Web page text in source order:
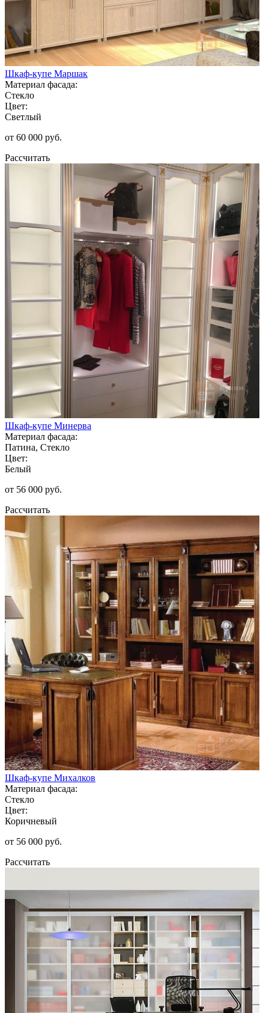
Шкаф-купе Маршак
Материал фасада:
Стекло
Цвет:
Светлый
от 60 000 руб.
Рассчитать
Шкаф-купе Минерва
Материал фасада:
Патина, Стекло
Цвет:
Белый
от 56 000 руб.
Рассчитать
Шкаф-купе Михалков
Материал фасада:
Стекло
Цвет:
Коричневый
от 56 000 руб.
Рассчитать